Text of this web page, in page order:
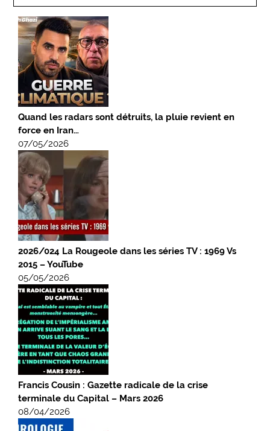
Quand les radars sont détruits, la pluie revient en
force en Iran…
07/05/2026
2026/024 La Rougeole dans les séries TV : 1969 Vs
2015 – YouTube
05/05/2026
Francis Cousin : Gazette radicale de la crise
terminale du Capital – Mars 2026
08/04/2026